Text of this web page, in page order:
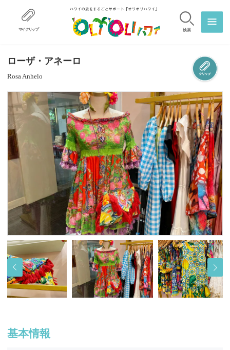
マイクリップ 検索
ローザ・アネーロ
Rosa Anhelo
基本情報